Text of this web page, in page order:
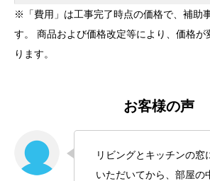
※「費用」は工事完了時点の価格で、補助
す。 商品および価格改定等により、価格が
ります。
お客様の声
リビングとキッチンの窓
いただいてから、部屋の